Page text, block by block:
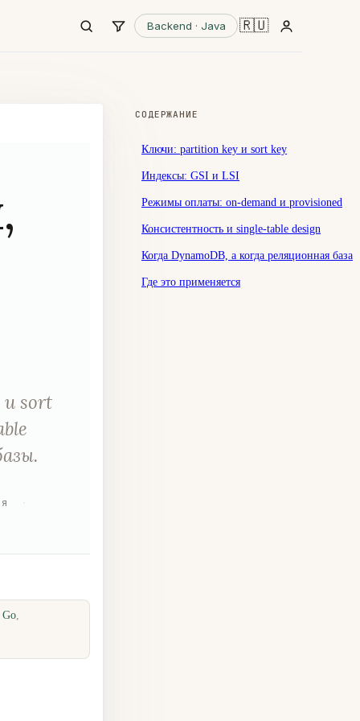
Backend · Java 🇷🇺
sort
Go,
СОДЕРЖАНИЕ
Ключи: partition key и sort key
Индексы: GSI и LSI
Режимы оплаты: on-demand и provisioned
Консистентность и single-table design
Когда DynamoDB, а когда реляционная база
Где это применяется